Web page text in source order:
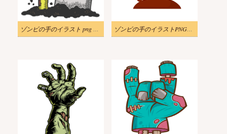
ゾンビの手のイラスト png 画像 ゾンビの手のイラストPNG無料